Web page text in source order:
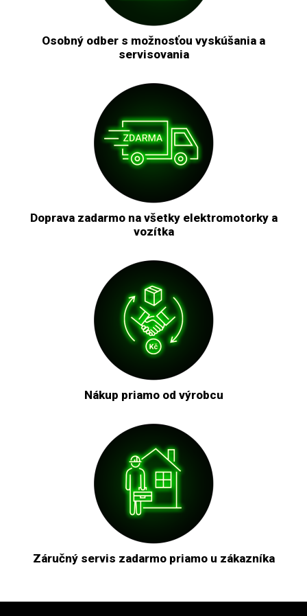
Osobný odber s možnosťou vyskúšania a
servisovania
Doprava zadarmo na všetky elektromotorky a
vozítka
Nákup priamo od výrobcu
Záručný servis zadarmo priamo u zákazníka